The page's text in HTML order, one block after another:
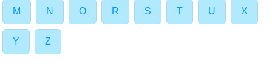
M N O R S T U X
Y Z